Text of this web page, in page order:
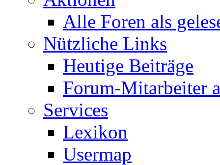
Alle Foren als
Nützliche Links
Heutige Beiträge
Forum-Mitarbeiter
Services
Lexikon
Usermap